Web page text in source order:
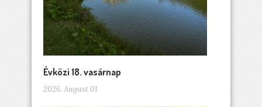
Évközi 18. vasárnap
2026. August 01